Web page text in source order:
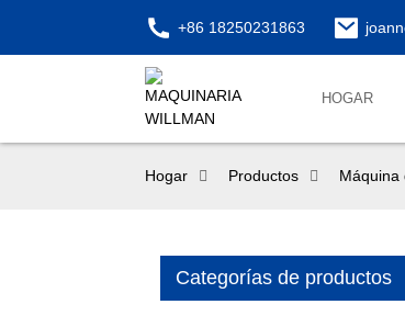
+86 18250231863
HOGAR
Hogar Productos Máquina
Categorías de productos